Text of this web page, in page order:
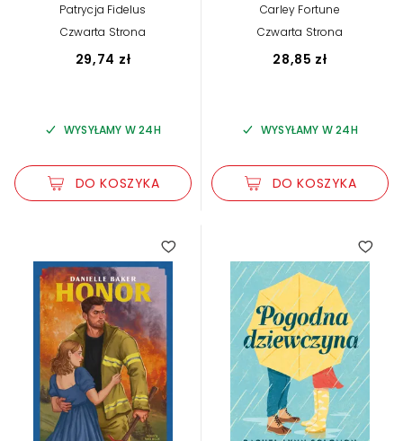
Patrycja Fidelus
Czwarta Strona
29,74 zł
WYSYŁAMY W 24H
DO KOSZYKA
Carley Fortune
Czwarta Strona
28,85 zł
WYSYŁAMY W 24H
DO KOSZYKA